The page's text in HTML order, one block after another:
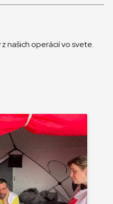
našich operácií vo svete.